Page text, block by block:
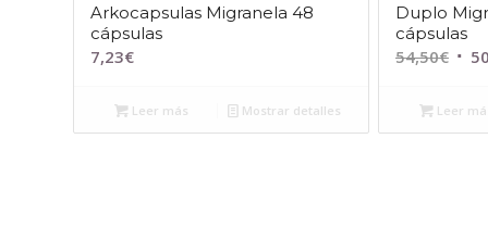
Arkocapsulas Migranela 48
cápsulas
7,23€
Leer más Mostrar detalles
Duplo
cápsulas
54,50€ El
era:
Leer